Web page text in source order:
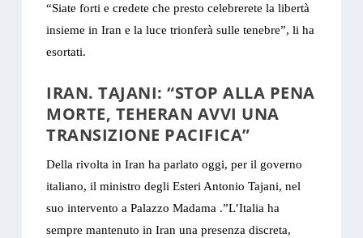
“Siate forti e credete che presto celebrerete la libertà
insieme in Iran e la luce trionferà sulle tenebre”, li ha
esortati.
IRAN. TAJANI:“STOP ALLA PENA
MORTE, TEHERAN AVVI UNA
TRANSIZIONE PACIFICA”
Della rivolta in Iran ha parlato oggi, per il governo
italiano, il ministro degli Esteri Antonio Tajani, nel
suo intervento a Palazzo Madama .”L’Italia ha
sempre mantenuto in Iran una presenza discreta,